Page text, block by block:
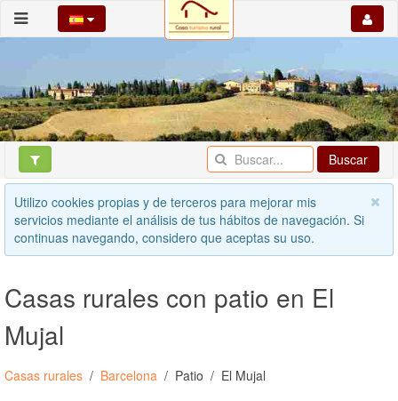
Buscar
Utilizo cookies propias y de terceros para mejorar mis
servicios mediante el análisis de tus hábitos de navegación. Si
continuas navegando, considero que aceptas su uso.
Casas rurales con patio en El
Mujal
Casas rurales Barcelona Patio El Mujal